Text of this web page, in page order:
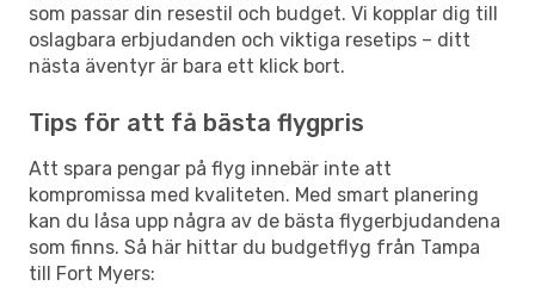
som passar din resestil och budget. Vi kopplar dig till
oslagbara erbjudanden och viktiga resetips – ditt
nästa äventyr är bara ett klick bort.
Tips för att få bästa flygpris
Att spara pengar på flyg innebär inte att
kompromissa med kvaliteten. Med smart planering
kan du låsa upp några av de bästa flygerbjudandena
som finns. Så här hittar du budgetflyg från Tampa
till Fort Myers: